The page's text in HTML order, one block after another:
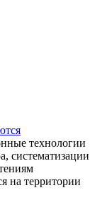
технологии
систематизации
на территории